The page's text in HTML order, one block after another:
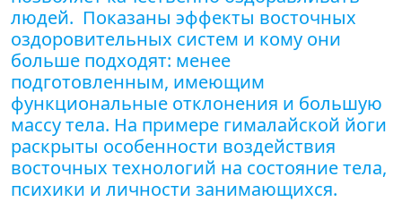
людей. Показаны эффекты восточных
оздоровительных систем и кому они
больше подходят: менее
подготовленным, имеющим
функциональные отклонения и большую
массу тела. На примере гималайской йоги
раскрыты особенности воздействия
восточных технологий на состояние тела,
психики и личности занимающихся.